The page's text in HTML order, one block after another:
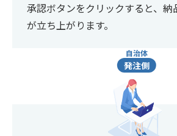
承認ボタンをクリックすると、納
が立ち上がります。
自治体
発注側